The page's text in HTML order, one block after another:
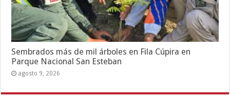
Sembrados más de mil árboles en Fila Cúpira en
Parque Nacional San Esteban
agosto 9, 2026